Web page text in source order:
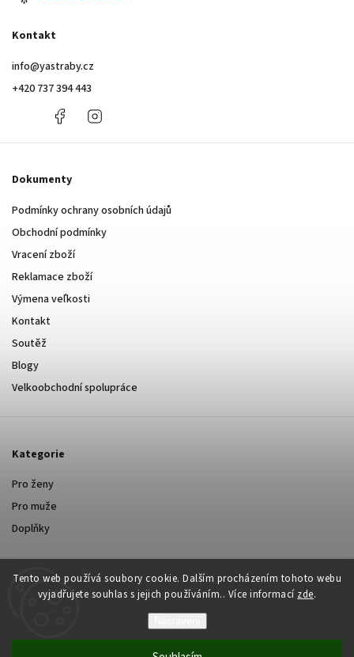
Tento web používá soubory cookie. Dalším procházením tohoto webu
vyjadřujete souhlas s jejich používáním.. Více informací zde.
Kontakt
info@yastraby.cz
+420 737 394 443
+420
394
Facebook
Dokumenty
Podmínky ochrany osobních údajů
Obchodní podmínky
Vracení zboží
Reklamace zboží
Výmena veľkosti
Kontakt
Soutěž
Blogy
Velkoobchodní spolupráce
Kategorie
Pro ženy
Pro muže
Doplňky
Yastraby.cz. Všechna práva vyhrazena.
Grafický návrh vytvořil a nakódoval